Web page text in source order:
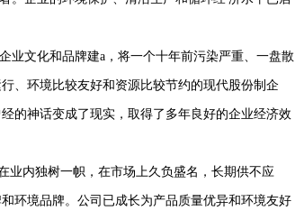
文化和品牌建a，将一个十年前污染严重、一盘散
、环境比较友好和资源比较节约的现代股份制企
的神话变成了现实，取得了多年良好的企业经济效
业内独树一帜，在市场上久负盛名，长期供不应
环境品牌。公司已成长为产品质量优异和环境友好